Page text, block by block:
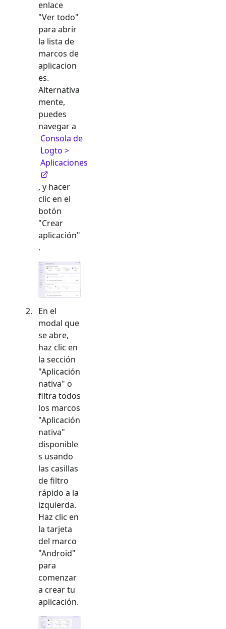
enlace
"Ver todo"
para abrir
la lista de
marcos de
aplicacion
es.
Alternativa
mente,
puedes
navegar a
Consola de
Logto >
Aplicaciones
, y hacer
clic en el
botón
"Crear
aplicación"
.
En el
modal que
se abre,
haz clic en
la sección
"Aplicación
nativa" o
filtra todos
los marcos
"Aplicación
nativa"
disponible
s usando
las casillas
de filtro
rápido a la
izquierda.
Haz clic en
la tarjeta
del marco
"Android"
para
comenzar
a crear tu
aplicación.